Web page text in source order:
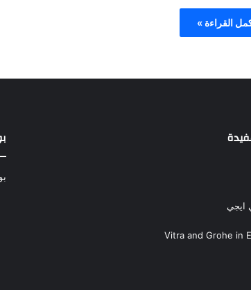
القراءة »
ايجي
Vitra and Grohe in